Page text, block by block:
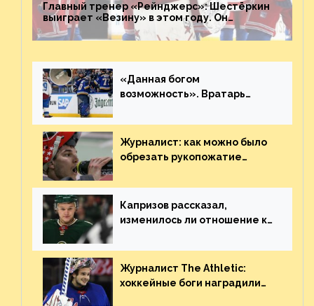
Главный тренер «Рейнджерс»: Шестёркин
выиграет «Везину» в этом году. Он
невероятен
«Данная богом
возможность». Вратарь
броске бутылкой в Кадри
Журналист: как можно было
обрезать рукопожатие
Плохая работа, ESPN
Капризов рассказал,
изменилось ли отношение к
Украине
Журналист The Athletic:
хоккейные боги наградили